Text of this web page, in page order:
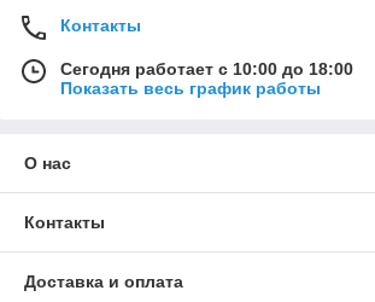
Контакты
Сегодня работает с 10:00 до 18:00
Показать весь график работы
О нас
Контакты
Доставка и оплата